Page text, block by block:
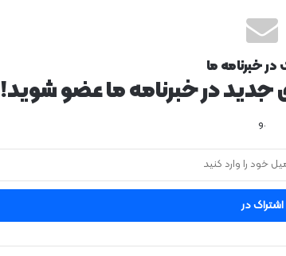
در خبرنامه ما
جدید در خبرنامه ما عضو شوید!
.و